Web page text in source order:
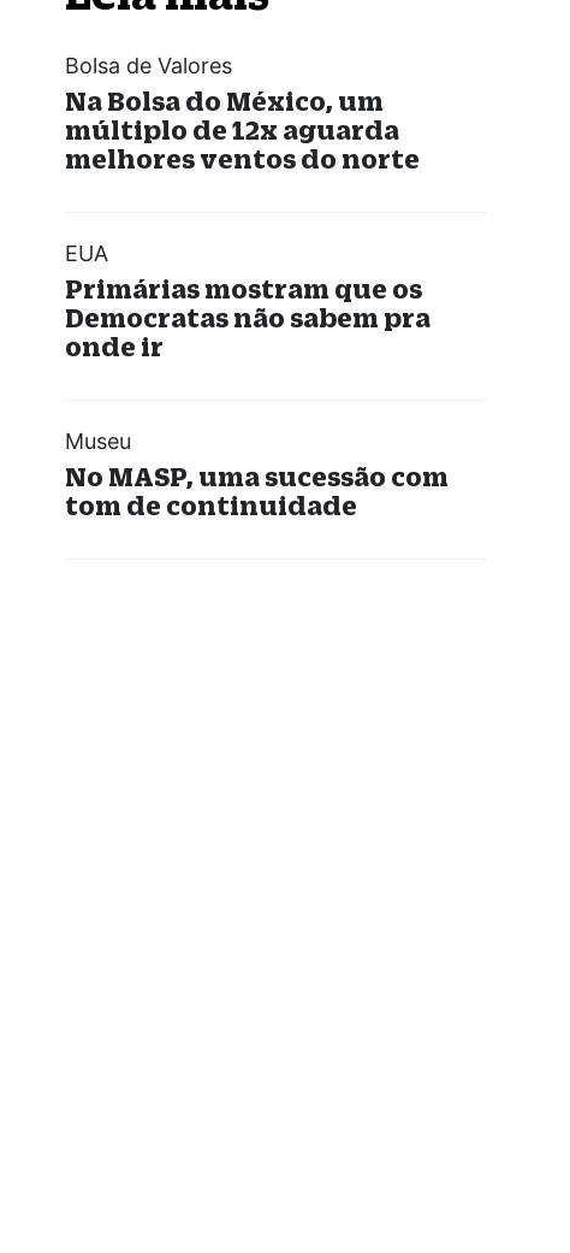
Bolsa de Valores
Na Bolsa do México, um
múltiplo de 12x aguarda
melhores ventos do norte
EUA
Primárias mostram que os
Democratas não sabem pra
onde ir
Museu
No MASP, uma sucessão com
tom de continuidade